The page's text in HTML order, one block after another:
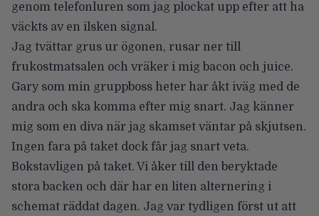
genom telefonluren som jag plockat upp efter att ha
väckts av en ilsken signal.
Jag tvättar grus ur ögonen, rusar ner till
frukostmatsalen och vräker i mig bacon och juice.
Gary som min gruppboss heter har åkt iväg med de
andra och ska komma efter mig snart. Jag känner
mig som en diva när jag skamset väntar på skjutsen.
Ingen fara på taket dock får jag snart veta.
Bokstavligen på taket. Vi åker till den beryktade
stora backen och där har en liten alternering i
schemat räddat dagen. Jag var tydligen först ut att